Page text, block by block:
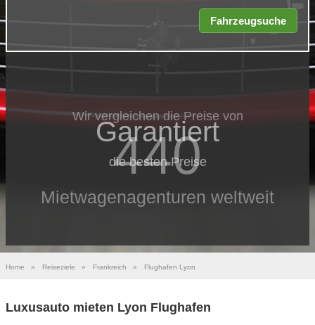
Wir vergleichen die Preise von
440
Mietwagenagenturen weltweit
Garantiert
die besten Preise
Home » Reiseziele » Frankreich » Flughafen Lyon
Luxusauto mieten Lyon Flughafen